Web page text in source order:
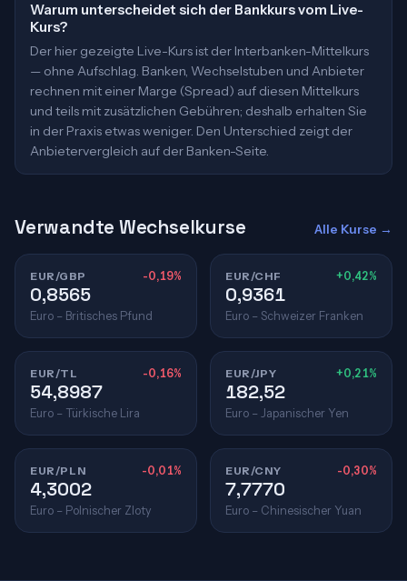
Warum unterscheidet sich der Bankkurs vom Live-
Kurs?
Der hier gezeigte Live-Kurs ist der Interbanken-Mittelkurs
— ohne Aufschlag. Banken, Wechselstuben und Anbieter
rechnen mit einer Marge (Spread) auf diesen Mittelkurs
und teils mit zusätzlichen Gebühren; deshalb erhalten Sie
in der Praxis etwas weniger. Den Unterschied zeigt der
Anbietervergleich auf der Banken-Seite.
Verwandte Wechselkurse Alle Kurse →
EUR/GBP -0,19%
0,8565
Euro – Britisches Pfund
EUR/CHF +0,42%
0,9361
Euro – Schweizer Franken
EUR/TL -0,16%
54,8987
Euro – Türkische Lira
EUR/JPY +0,21%
182,52
Euro – Japanischer Yen
EUR/PLN -0,01%
4,3002
Euro – Polnischer Zloty
EUR/CNY -0,30%
7,7770
Euro – Chinesischer Yuan